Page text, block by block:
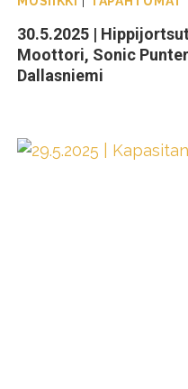
30.5.2025 |
Moottori, Sonic
Dallasniemi